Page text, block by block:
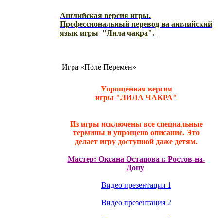
Английская версия игры.
Профессиональный перевод на английский
язык игры "Лила чакра".
Игра «Поле Перемен»
Упрощенная версия
игры "ЛИЛА ЧАКРА"
Из игры исключены все специальные
термины и упрощено описание. Это
делает игру доступной даже детям.
Мастер: Оксана Остапова г. Ростов-на-
Дону
Видео презентация 1
Видео презентация 2